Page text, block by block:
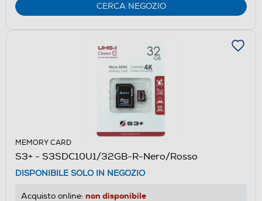
CERCA NEGOZIO
MEMORY CARD
S3+ - S3SDC10U1/32GB-R-Nero/Rosso
DISPONIBILE SOLO IN NEGOZIO
Acquisto online: non disponibile